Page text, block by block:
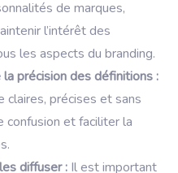
de marques,
l’intérêt des
les aspects du branding.
précision des définitions :
précises et sans
et faciliter la
diffuser : Il est important